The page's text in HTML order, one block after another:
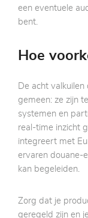
een eventuele
bent.
Hoe
De acht
gemeen: ze zijn
systemen en
real-time inzicht
integreert met
ervaren douane-
kan begeleiden.
Zorg dat je
geregeld zijn en